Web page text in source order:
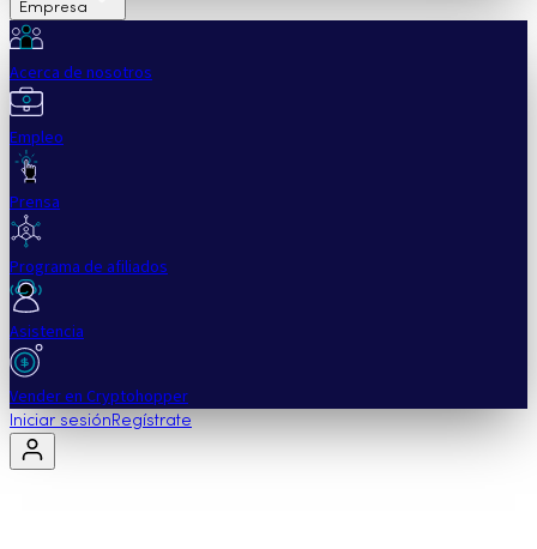
Empresa
Acerca de nosotros
Empleo
Prensa
Programa de afiliados
Asistencia
Vender en Cryptohopper
Iniciar sesión Regístrate